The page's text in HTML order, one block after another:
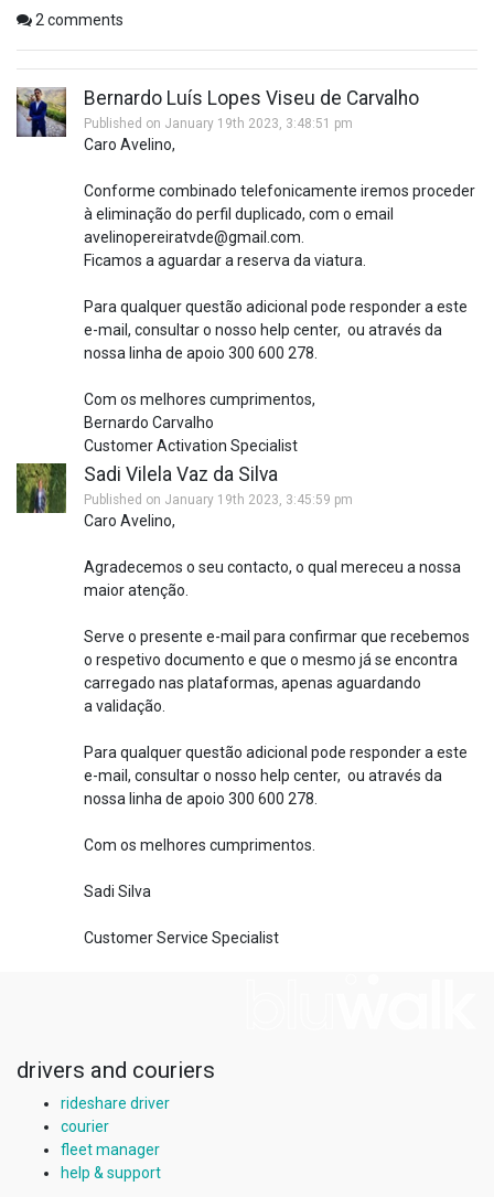
2 comments
Bernardo Luís Lopes Viseu de Carvalho
Published on January 19th 2023, 3:48:51 pm
Caro Avelino,
Conforme combinado telefonicamente iremos proceder
à eliminação do perfil duplicado, com o email
avelinopereiratvde@gmail.com.
Ficamos a aguardar a reserva da viatura.
Para qualquer questão adicional pode responder a este
e-mail, consultar o nosso help center, ou através da
nossa linha de apoio 300 600 278.
Com os melhores cumprimentos,
Bernardo Carvalho
Customer Activation Specialist
Sadi Vilela Vaz da Silva
Published on January 19th 2023, 3:45:59 pm
Caro Avelino,
Agradecemos o seu contacto, o qual mereceu a nossa
maior atenção.
Serve o presente e-mail para confirmar que recebemos
o respetivo documento e que o mesmo já se encontra
carregado nas plataformas, apenas aguardando
a validação.
Para qualquer questão adicional pode responder a este
e-mail, consultar o nosso help center, ou através da
nossa linha de apoio 300 600 278.
Com os melhores cumprimentos.
Sadi Silva
Customer Service Specialist
drivers and couriers
rideshare driver
courier
fleet manager
help & support